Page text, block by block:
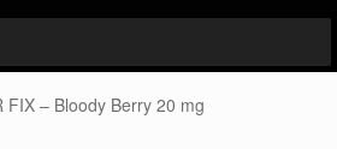
FIX – Bloody Berry 20 mg